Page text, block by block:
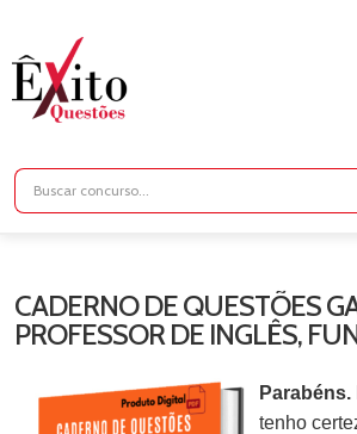
CADERNO DE QUESTÕES
PROFESSOR DE INGLÊS,
Parabéns.
tenho